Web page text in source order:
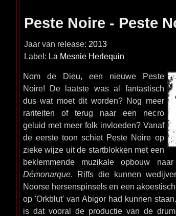
Peste Noire - Peste
Jaar van release: 2013
Label: La Mesnie Herlequin
Nom de Dieu, een nieuwe Peste
Noire! De laatste was al fantastisch
dus wat moet dit worden? Nog meer
rariteiten of terug naar een necro
geluid met meer folk invloeden? Vanaf
de eerste toon schiet Peste Noire op
zieke wijze uit de startblokken met een
beklemmende muzikale opbouw
Démonarque. Riffs die kunnen
Noorse hersenspinsels en een
op 'Orkblut' van Abigor had kunnen
is dat vooral de productie van de